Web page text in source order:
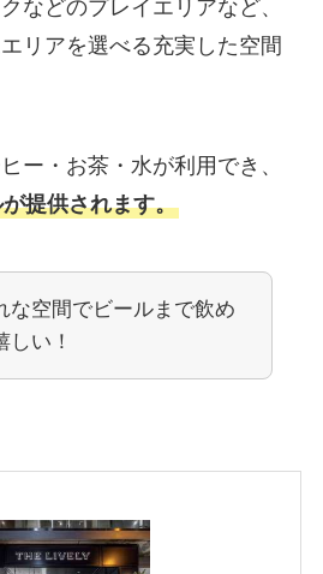
などのプレイエリアなど、
リアを選べる充実した空間
ー・お茶・水が利用でき、
提供されます。
な空間でビールまで飲め
しい！